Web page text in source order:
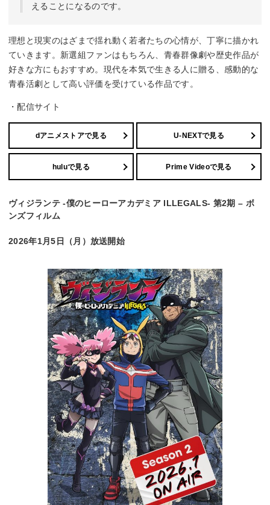
えることになるのです。
理想と現実のはざまで揺れ動く若者たちの心情が、丁寧に描かれ
ていきます。新選組ファンはもちろん、青春群像劇や歴史作品が
好きな方にもおすすめ。現代を本気で生きる人に贈る、感動的な
青春活劇として高い評価を受けている作品です。
・配信サイト
dアニメストアで見る U-NEXTで見る
huluで見る Prime Videoで見る
ヴィジランテ -僕のヒーローアカデミア ILLEGALS- 第2期 – ボ
ンズフィルム
2026年1月5日（月）放送開始